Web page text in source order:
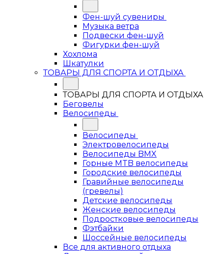
Фен-шуй сувениры
Музыка ветра
Подвески фен-шуй
Фигурки фен-шуй
Хохлома
Шкатулки
ТОВАРЫ ДЛЯ СПОРТА И ОТДЫХА
ТОВАРЫ ДЛЯ СПОРТА И ОТДЫХА
Беговелы
Велосипеды
Велосипеды
Электровелосипеды
Велосипеды BMX
Горные MTB велосипеды
Городские велосипеды
Гравийные велосипеды
(гревелы)
Детские велосипеды
Женские велосипеды
Подростковые велосипеды
Фэтбайки
Шоссейные велосипеды
Все для активного отдыха